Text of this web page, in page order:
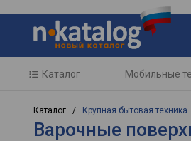
Каталог Мобильные
Каталог / Крупная бытовая техника
Варочные